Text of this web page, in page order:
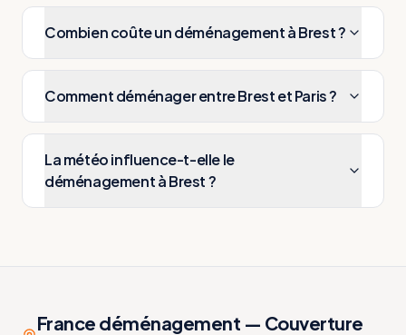
Combien coûte un déménagement à Brest ?
Comment déménager entre Brest et Paris ?
La météo influence-t-elle le
déménagement à Brest ?
France déménagement — Couverture